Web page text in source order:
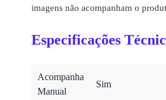
imagens não acompanham o
Especificações
Acompanha
Manual
Sim